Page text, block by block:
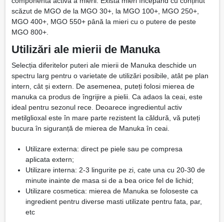
scăzut de MGO de la MGO 30+, la MGO 100+, MGO 250+,
MGO 400+, MGO 550+ până la mieri cu o putere de peste
MGO 800+.
Utilizări ale mierii de Manuka
Selecția diferitelor puteri ale mierii de Manuka deschide un
spectru larg pentru o varietate de utilizări posibile, atât pe plan
intern, cât și extern. De asemenea, puteți folosi mierea de
manuka ca produs de îngrijire a pielii. Ca adaos la ceai, este
ideal pentru sezonul rece. Deoarece ingredientul activ
metilglioxal este în mare parte rezistent la căldură, vă puteți
bucura în siguranță de mierea de Manuka în ceai.
Utilizare externa: direct pe piele sau pe compresa
aplicata extern;
Utilizare interna: 2-3 lingurite pe zi, cate una cu 20-30 de
minute inainte de masa si de a bea orice fel de lichid;
Utilizare cosmetica: mierea de Manuka se foloseste ca
ingredient pentru diverse masti utilizate pentru fata, par,
etc